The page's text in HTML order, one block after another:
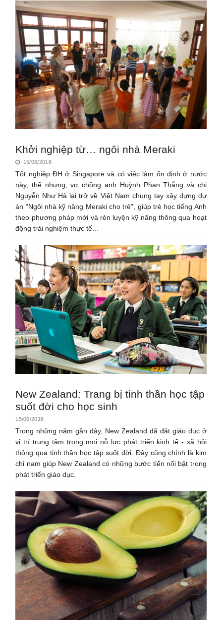
Khởi nghiệp từ… ngôi nhà Meraki
15/06/2018
Tốt nghiệp ĐH ở Singapore và có việc làm ổn định ở nước
này, thế nhưng, vợ chồng anh Huỳnh Phan Thắng và chị
Nguyễn Như Hà lại trở về Việt Nam chung tay xây dựng dự
án “Ngôi nhà kỹ năng Meraki cho trẻ”, giúp trẻ học tiếng Anh
theo phương pháp mới và rèn luyện kỹ năng thông qua hoạt
động trải nghiệm thực tế…
New Zealand: Trang bị tinh thần học tập
suốt đời cho học sinh
15/06/2018
Trong những năm gần đây, New Zealand đã đặt giáo dục ở
vị trí trung tâm trong mọi nỗ lực phát triển kinh tế - xã hội
thông qua tinh thần học tập suốt đời. Đây cũng chính là kim
chỉ nam giúp New Zealand có những bước tiến nổi bật trong
phát triển giáo dục.